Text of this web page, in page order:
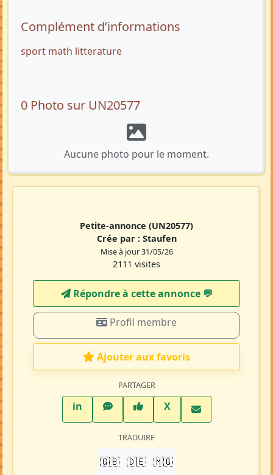
Complément d’informations
sport math litterature
0 Photo sur UN20577
Aucune photo pour le moment.
Petite-annonce (UN20577)
Crée par : Staufen
Mise à jour 31/05/26
2111 visites
Répondre à cette annonce 💬​
Profil membre
Ajouter aux favoris
PARTAGER
inLinkedInWhatsAppFacebook
XTwitter X
TRADUIRE
🇬🇧 🇩🇪 🇲🇬